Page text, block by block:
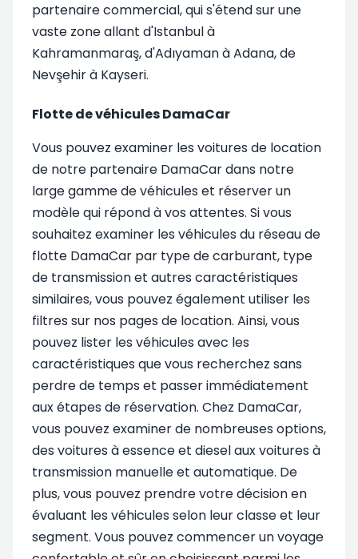
partenaire commercial, qui s'étend sur une
vaste zone allant d'Istanbul à
Kahramanmaraş, d'Adıyaman à Adana, de
Nevşehir à Kayseri.
Flotte de véhicules DamaCar
Vous pouvez examiner les voitures de location
de notre partenaire DamaCar dans notre
large gamme de véhicules et réserver un
modèle qui répond à vos attentes. Si vous
souhaitez examiner les véhicules du réseau de
flotte DamaCar par type de carburant, type
de transmission et autres caractéristiques
similaires, vous pouvez également utiliser les
filtres sur nos pages de location. Ainsi, vous
pouvez lister les véhicules avec les
caractéristiques que vous recherchez sans
perdre de temps et passer immédiatement
aux étapes de réservation. Chez DamaCar,
vous pouvez examiner de nombreuses options,
des voitures à essence et diesel aux voitures à
transmission manuelle et automatique. De
plus, vous pouvez prendre votre décision en
évaluant les véhicules selon leur classe et leur
segment. Vous pouvez commencer un voyage